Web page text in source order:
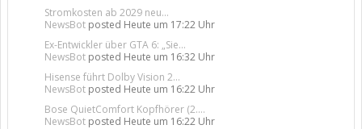
Stromkosten ab 2029 neu...
NewsBot posted Heute um 17:22 Uhr
Ex-Entwickler über GTA 6: „Sie...
NewsBot posted Heute um 16:32 Uhr
Hisense führt Dolby Vision 2...
NewsBot posted Heute um 16:22 Uhr
Bose QuietComfort Kopfhörer (2....
NewsBot posted Heute um 16:22 Uhr